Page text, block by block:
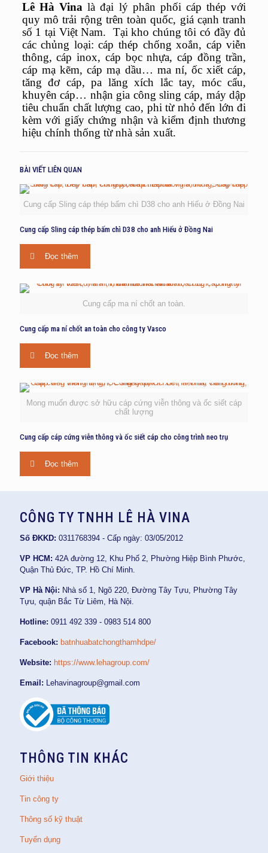
Lê Hà Vina là đại lý phân phối cáp thépvới
quy mô trải rộng trên toàn quốc, giá cạnh tranh
số 1 tại Việt Nam. Tại kho chúng tôi có đầy đủ
các chủng loại: cáp thép chống xoắn, cáp viễn
thông, cáp inox, cáp bọc nhựa, cáp đồng trần,
cáp mạ kẽm, cáp mạ dầu… ma ní, ốc xiết cáp,
tăng đơ cáp, pa lăng xích lắc tay, móc cẩu,
khuyên cáp… nhận gia công sling cáp, máy dập
tiêu chuẩn chất lượng cao, phi từ nhỏ đến lớn đi
kèm với giấy chứng nhận và kiểm định thương
hiệu chính thống từ nhà sản xuất.
BÀI VIẾT LIÊN QUAN
Cung cấp Sling cáp thép bấm chì D38 cho anh Hiếu ở Đồng Nai
Cung cấp Sling cáp thép bấm chì D38 cho anh Hiếu ở Đồng Nai
Đọc thêm
Cung cấp ma ní chốt an toàn.
Cung cấp ma ní chốt an toàn cho công ty Vasco
Đọc thêm
Mong muốn được sở hữu cáp cứng viễn thông và ốc siết cáp
chất lượng
Cung cấp cáp cứng viễn thông và ốc siết cáp cho công trình neo trụ
Đọc thêm
CÔNG TY TNHH LÊ HÀ VINA
Số ĐKKD: 0311768394 - Cấp ngày: 03/05/2012
VP HCM: 42A đường 12, Khu Phố 2, Phường Hiệp Bình Phước,
Quận Thủ Đức, TP. Hồ Chí Minh.
VP Hà Nội: Nhà số 1, Ngõ 220, Đường Tây Tựu, Phường Tây
Tựu, quận Bắc Từ Liêm, Hà Nội.
Hotline: 0911 492 339 - 0983 514 800
Facebook: batnhuabatchongthamhdpe/
Website: https://www.lehagroup.com/
Email: Lehavinagroup@gmail.com
THÔNG TIN KHÁC
Giới thiệu
Tin công ty
Thông số kỹ thuật
Tuyển dụng